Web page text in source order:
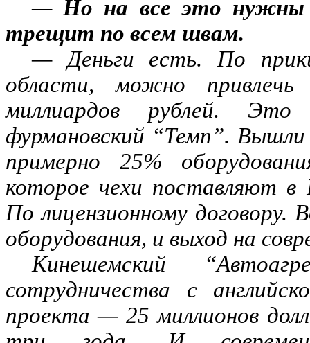
—Но на все это нужны
трещит по всем швам.
— Деньги есть. По
области, можно
миллиардов рублей. Это
фурмановский “Темп”. Вышли
примерно 25%
которое чехи поставляют
По лицензионному договору.
оборудования, и выход на
Кинешемский
сотрудничества с
проекта — 25 миллионов